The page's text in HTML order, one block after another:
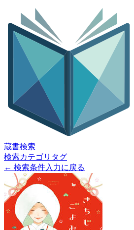
蔵書検索
検索カテゴリ タグ
← 検索条件入力に戻る